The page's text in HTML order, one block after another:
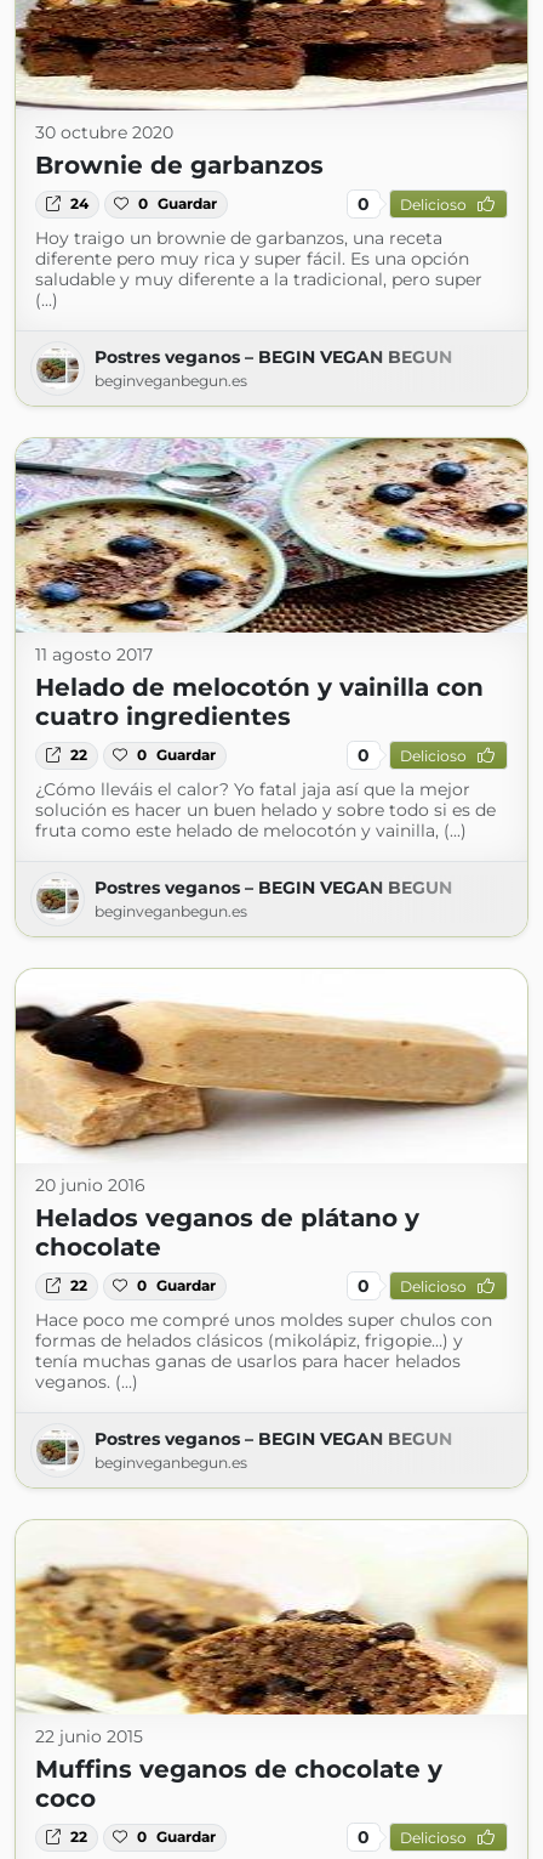
30 octubre 2020
Brownie de garbanzos
24 0 Guardar 0 Delicioso
Hoy traigo un brownie de garbanzos, una receta
diferente pero muy rica y super fácil. Es una opción
saludable y muy diferente a la tradicional, pero super
(...)
Postres veganos – BEGIN VEGAN BEGUN
beginveganbegun.es
11 agosto 2017
Helado de melocotón y vainilla con
cuatro ingredientes
22 0 Guardar 0 Delicioso
¿Cómo lleváis el calor? Yo fatal jaja así que la mejor
solución es hacer un buen helado y sobre todo si es de
fruta como este helado de melocotón y vainilla, (...)
Postres veganos – BEGIN VEGAN BEGUN
beginveganbegun.es
20 junio 2016
Helados veganos de plátano y
chocolate
22 0 Guardar 0 Delicioso
Hace poco me compré unos moldes super chulos con
formas de helados clásicos (mikolápiz, frigopie…) y
tenía muchas ganas de usarlos para hacer helados
veganos. (...)
Postres veganos – BEGIN VEGAN BEGUN
beginveganbegun.es
22 junio 2015
Muffins veganos de chocolate y
coco
22 0 Guardar 0 Delicioso